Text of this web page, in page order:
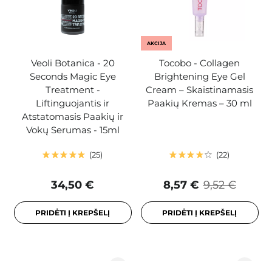
Veoli Botanica - 20
Seconds Magic Eye
Treatment -
Liftinguojantis ir
Atstatomasis Paakių ir
Vokų Serumas - 15ml
25
34,50 €
PRIDĖTI Į KREPŠELĮ
AKCIJA
Tocobo - Collagen
Brightening Eye Gel
Cream – Skaistinamasis
Paakių Kremas – 30 ml
22
9,52 €
8,57 €
PRIDĖTI Į KREPŠELĮ